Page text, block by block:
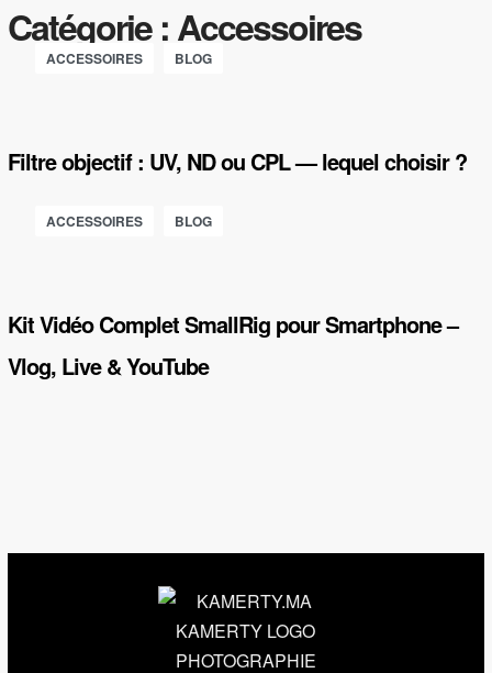
Catégorie :Accessoires
ACCESSOIRES BLOG
Filtre objectif : UV, ND ou CPL — lequel choisir ?
ACCESSOIRES BLOG
Kit Vidéo Complet SmallRig pour Smartphone –
Vlog, Live & YouTube